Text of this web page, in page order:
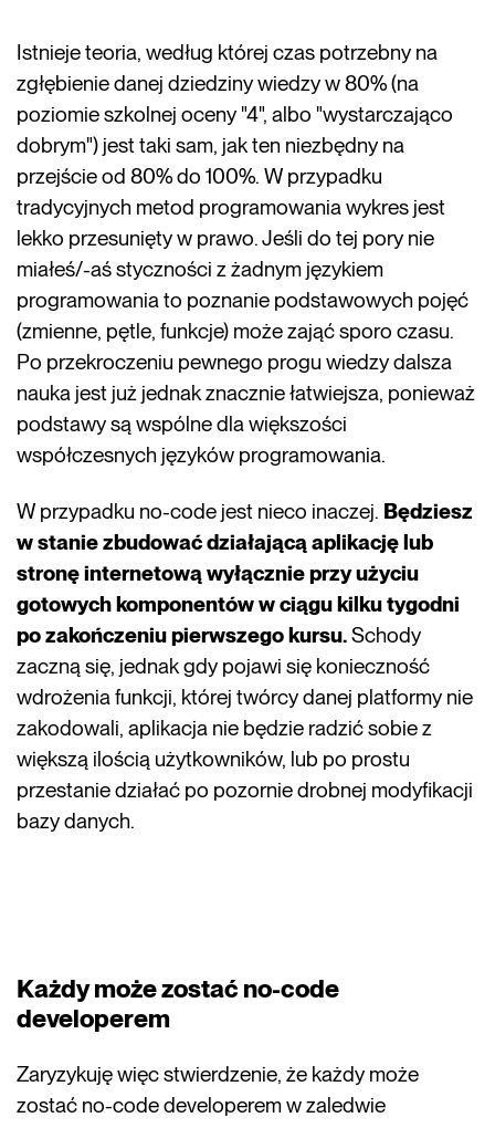
Istnieje teoria, według której czas potrzebny na
zgłębienie danej dziedziny wiedzy w 80% (na
poziomie szkolnej oceny "4", albo "wystarczająco
dobrym") jest taki sam, jak ten niezbędny na
przejście od 80% do 100%. W przypadku
tradycyjnych metod programowania wykres jest
lekko przesunięty w prawo. Jeśli do tej pory nie
miałeś/-aś styczności z żadnym językiem
programowania to poznanie podstawowych pojęć
(zmienne, pętle, funkcje) może zająć sporo czasu.
Po przekroczeniu pewnego progu wiedzy dalsza
nauka jest już jednak znacznie łatwiejsza, ponieważ
podstawy są wspólne dla większości
współczesnych języków programowania.
W przypadku no-code jest nieco inaczej. Będziesz
w stanie zbudować działającą aplikację lub
stronę internetową wyłącznie przy użyciu
gotowych komponentów w ciągu kilku tygodni
po zakończeniu pierwszego kursu.Schody
zaczną się, jednak gdy pojawi się konieczność
wdrożenia funkcji, której twórcy danej platformy nie
zakodowali, aplikacja nie będzie radzić sobie z
większą ilością użytkowników, lub po prostu
przestanie działać po pozornie drobnej modyfikacji
bazy danych.
Każdy może zostać no-code
developerem
Zaryzykuję więc stwierdzenie, że każdy może
zostać no-code developerem w zaledwie